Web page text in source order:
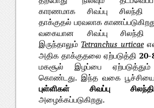
காரணமாக சிவப்பு சிலந்தி
தாக்குதல் பரவலாக
வகையான சிவப்பு சிலந்தி
இருந்தாலும் Tetranchus urticae
அதிக தாக்குதலை ஏற்படுத்தி 20-
மகசூல் இழப்பை
கொண்டது. இந்த வகை பூச்சியை
புள்ளிகள் சிவப்பு சிலந்தி
அழைக்கப்படுகிறது.